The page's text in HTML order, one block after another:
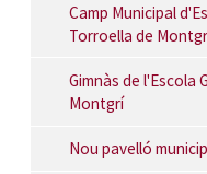
Camp Municipal
Torroella de
Gimnàs de l'Escola
Montgrí
Nou pavelló